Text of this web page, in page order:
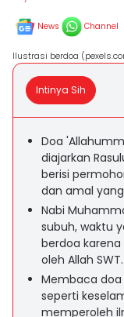
News Channel
Ilustrasi berdoa
Intinya Sih
Doa
diajarkan
berisi
dan amal
Nabi
subuh, waktu
berdoa
oleh Allah SWT.
Membaca
seperti
memperoleh